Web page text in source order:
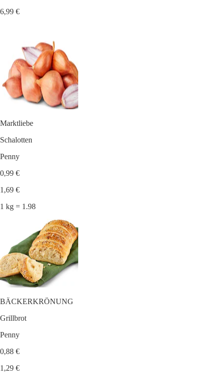
6,99 €
Marktliebe
Schalotten
Penny
0,99 €
1,69 €
1 kg = 1.98
BÄCKERKRÖNUNG
Grillbrot
Penny
0,88 €
1,29 €